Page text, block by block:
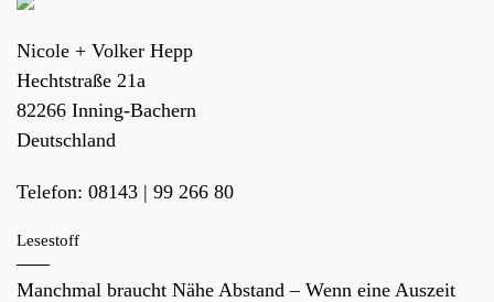
Nicole + Volker Hepp
Hechtstraße 21a
82266 Inning-Bachern
Deutschland
Telefon: 08143 | 99 266 80
Lesestoff
Manchmal braucht Nähe Abstand – Wenn eine Auszeit